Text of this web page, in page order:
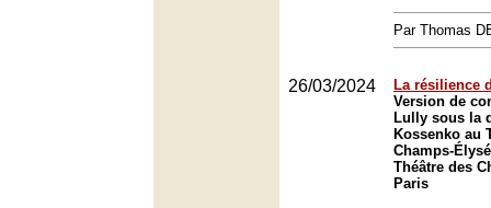
Par Thomas
26/03/2024
La résilience
Version de
Lully sous la
Kossenko au
Champs-
Théâtre des
Paris